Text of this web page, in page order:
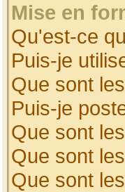
Mise en
Qu'est-ce
Puis-je
Que sont
Puis-je
Que sont
Que sont
Que sont